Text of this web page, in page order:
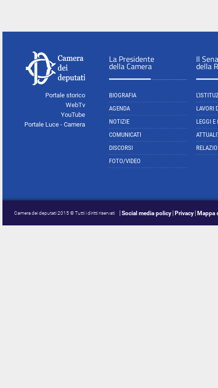
Portale storico
WebTv
YouTube
Portale Luce - Camera
La Presidente
della Camera
BIOGRAFIA
AGENDA
NOTIZIE
COMUNICATI
DISCORSI
FOTO/VIDEO
Il
della
LAVORI
LEGGI E
Camera dei deputati 2015 © Tutti i diritti riservati Social media policy Privacy Mappa